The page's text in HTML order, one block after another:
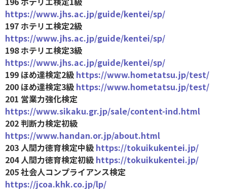
https://www.jhs.ac.jp/guide/kentei/sp/
197 ホテリエ検定2級
https://www.jhs.ac.jp/guide/kentei/sp/
198 ホテリエ検定3級
https://www.jhs.ac.jp/guide/kentei/sp/
199 ほめ達検定2級 https://www.hometatsu.jp/test/
200 ほめ達検定3級 https://www.hometatsu.jp/test/
201 営業力強化検定
https://www.sikaku.gr.jp/sale/content-ind.html
202 判断力検定初級
https://www.handan.or.jp/about.html
203 人間力徳育検定中級 https://tokuikukentei.jp/
204 人間力徳育検定初級 https://tokuikukentei.jp/
205 社会人コンプライアンス検定
https://jcoa.khk.co.jp/lp/